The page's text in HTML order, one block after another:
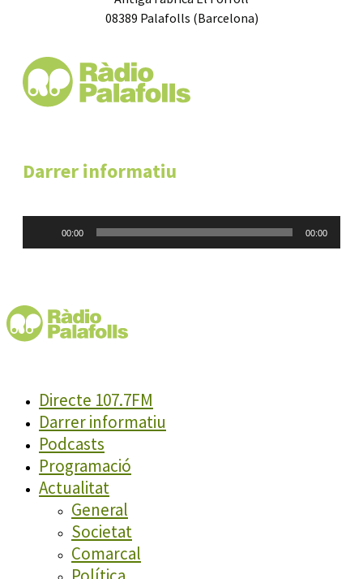
08389 Palafolls (Barcelona)
Darrer informatiu
00:00 00:00
Directe 107.7FM
Darrer informatiu
Podcasts
Programació
Actualitat
General
Societat
Comarcal